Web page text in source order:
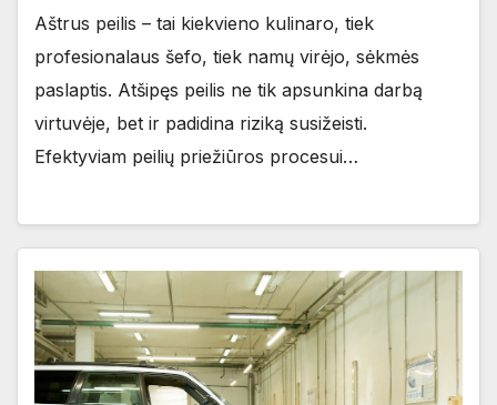
Aštrus peilis – tai kiekvieno kulinaro, tiek
profesionalaus šefo, tiek namų virėjo, sėkmės
paslaptis. Atšipęs peilis ne tik apsunkina darbą
virtuvėje, bet ir padidina riziką susižeisti.
Efektyviam peilių priežiūros procesui…